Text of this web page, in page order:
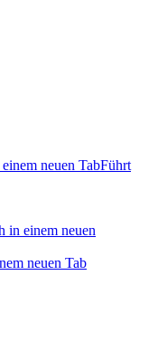
neuen TabFührt
in einem neuen
neuen Tab